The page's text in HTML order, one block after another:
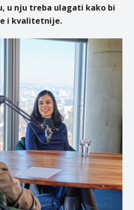
u nju treba ulagati kako bi
i kvalitetnije.